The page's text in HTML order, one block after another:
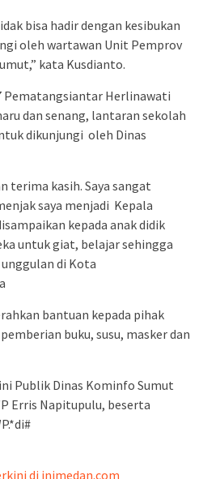
bisa hadir dengan kesibukan
oleh wartawan Unit Pemprov
kata Kusdianto.
Pematangsiantar Herlinawati
dan senang, lantaran sekolah
dikunjungi oleh Dinas
terima kasih. Saya sangat
saya menjadi Kepala
kepada anak didik
untuk giat, belajar sehingga
di Kota
bantuan kepada pihak
buku, susu, masker dan
Publik Dinas Kominfo Sumut
Erris Napitupulu, beserta
di inimedan.com